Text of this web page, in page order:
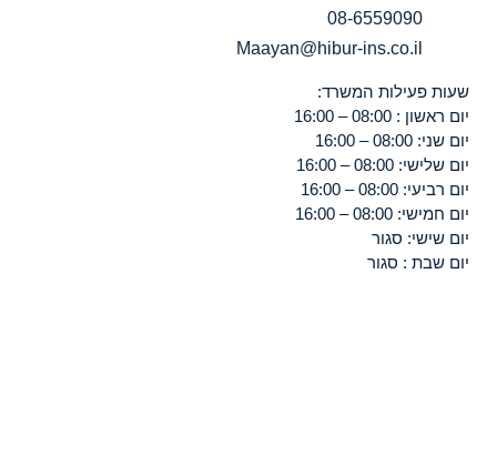
08-6559090
Maayan@hibur-ins.co.il
שעות פעילות המשרד:
יום ראשון : 08:00 – 16:00
יום שני: 08:00 – 16:00
יום שלישי: 08:00 – 16:00
יום רביעי: 08:00 – 16:00
יום חמישי: 08:00 – 16:00
יום שישי: סגור
יום שבת : סגור